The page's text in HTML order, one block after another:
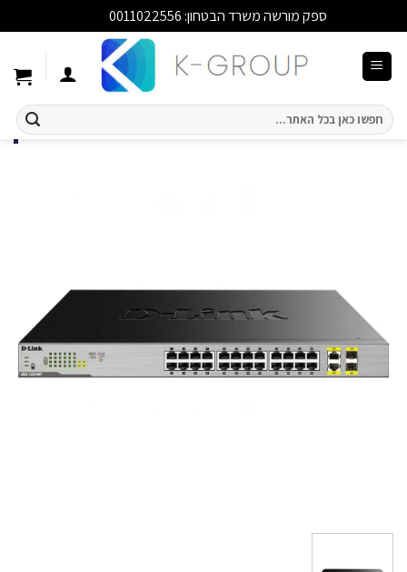
ספק מורשה משרד הבטחון: 0011022556
חיפוש
עבור: